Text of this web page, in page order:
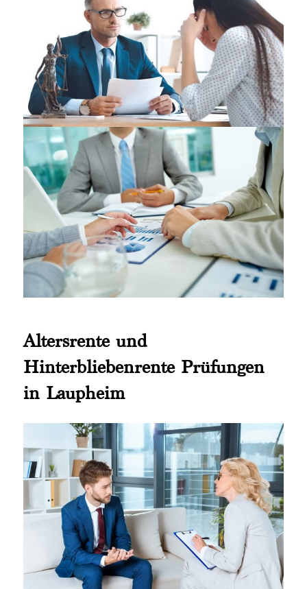
Altersrente und
Hinterbliebenrente Prüfungen
in Laupheim